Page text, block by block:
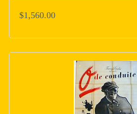
$1,560.00